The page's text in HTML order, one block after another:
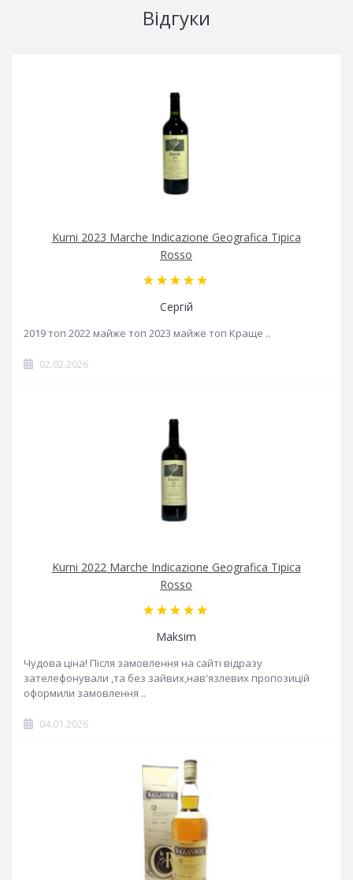
Відгуки
Kurni 2023 Marche Indicazione Geografica Tipica
Rosso
Сергій
2019 топ 2022 майже топ 2023 майже топ Краще ..
02.02.2026
Kurni 2022 Marche Indicazione Geografica Tipica
Rosso
Maksim
Чудова ціна! Після замовлення на сайті відразу
зателефонували ,та без зайвих,нав'язлевих пропозицій
оформили замовлення ..
04.01.2026